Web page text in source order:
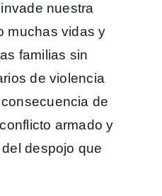
nuestra
muchas vidas y
familias sin
de violencia
de
armado y
despojo que